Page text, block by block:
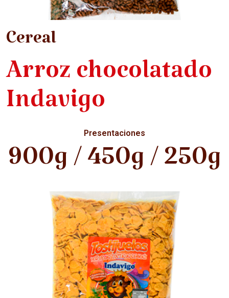
Cereal
Arroz chocolatado
Indavigo
Presentaciones
900g / 450g / 250g